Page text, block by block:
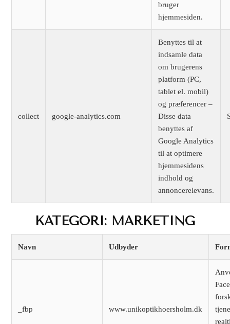
bruger
hjemmesiden.
collect google-analytics.com
Benyttes til at
indsamle data
om brugerens
platform (PC,
tablet el. mobil)
og præferencer –
Disse data
benyttes af
Google Analytics
til at optimere
hjemmesidens
indhold og
annoncerelevans.
KATEGORI: MARKETING
Navn Udbyder
_fbp www.unikoptikhoersholm.dk